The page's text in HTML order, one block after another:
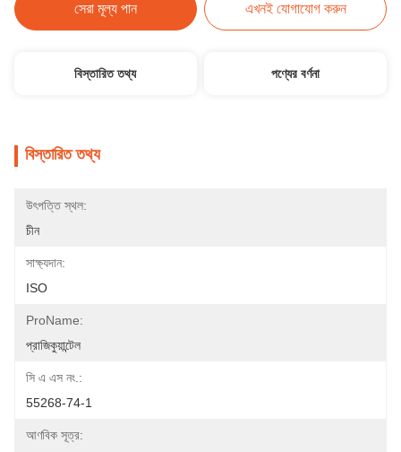
সেরা মূল্য পান এখনই যোগাযোগ করুন
বিস্তারিত তথ্য পণ্যের বর্ণনা
বিস্তারিত তথ্য
উৎপত্তি স্থল:
চীন
সাক্ষ্যদান:
ISO
ProName:
প্রাজিকুয়ান্টেল
সি এ এস নং.:
55268-74-1
আণবিক সূত্র: